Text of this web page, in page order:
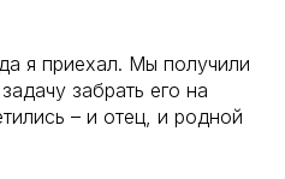
я приехал. Мы получили
забрать его на
– и отец, и родной